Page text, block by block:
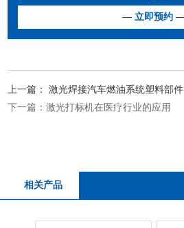
上一篇：激光焊接汽车燃油系统塑料部件
下一篇：激光打标机在医疗行业的应用
相关产品